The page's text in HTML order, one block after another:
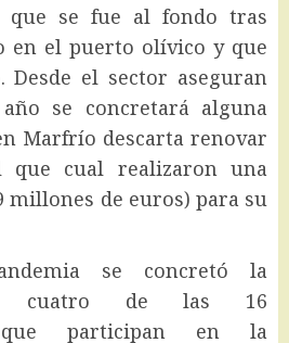
que se fue al fondo tras
en el puerto olívico y que
el sector aseguran
se concretará alguna
Marfrío descarta renovar
que cual realizaron una
de euros) para su
se concretó la
cuatro de las 16
que participan en la